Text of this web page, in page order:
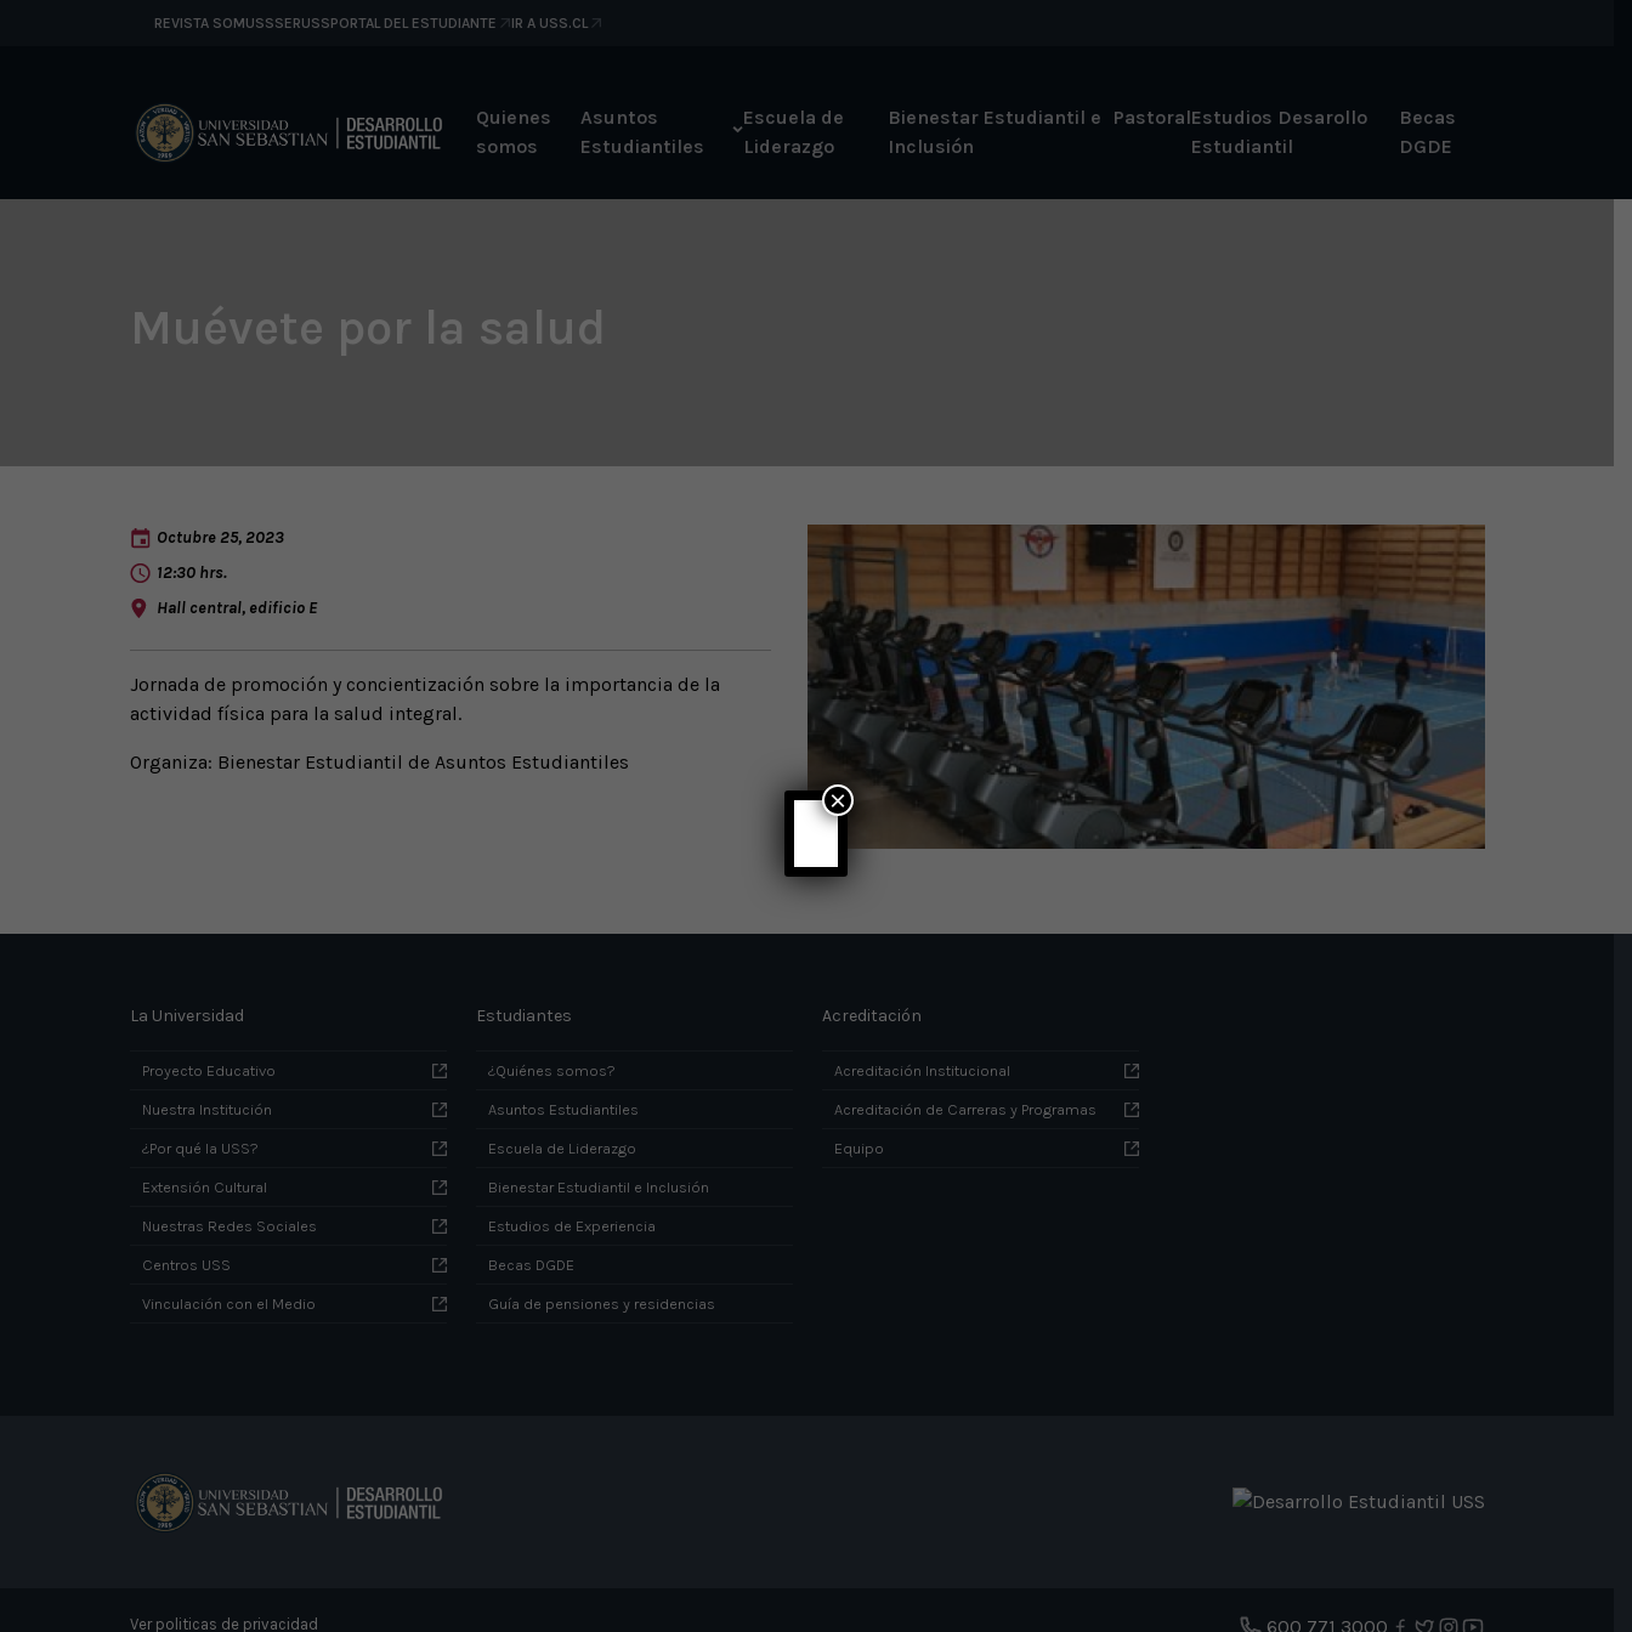
REVISTA SOMUSSSERUSSPORTAL DEL ESTUDIANTE IR A USS.CL
Quienes
somos
Asuntos
Estudiantiles
Escuela de
Liderazgo
Bienestar Estudiantil e
Inclusión
PastoralEstudios Desarollo
Estudiantil
Becas
DGDE
Muévete por la salud
Octubre 25, 2023
12:30 hrs.
Hall central, edificio E
Jornada de promoción y concientización sobre la importancia de la
actividad física para la salud integral.
Organiza: Bienestar Estudiantil de Asuntos Estudiantiles
La Universidad
Proyecto Educativo
Nuestra Institución
¿Por qué la USS?
Extensión Cultural
Nuestras Redes Sociales
Centros USS
Vinculación con el Medio
Estudiantes
¿Quiénes somos?
Asuntos Estudiantiles
Escuela de Liderazgo
Bienestar Estudiantil e Inclusión
Estudios de Experiencia
Becas DGDE
Guía de pensiones y residencias
Acreditación
Acreditación Institucional
Acreditación de Carreras y Programas
Equipo
Ver politicas de privacidad 600 771 3000 Facebook
Twitter
Instagram
YouTube
×